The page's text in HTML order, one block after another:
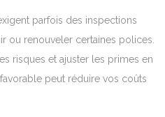
parfois des inspections
ou renouveler certaines polices.
risques et ajuster les primes en
peut réduire vos coûts